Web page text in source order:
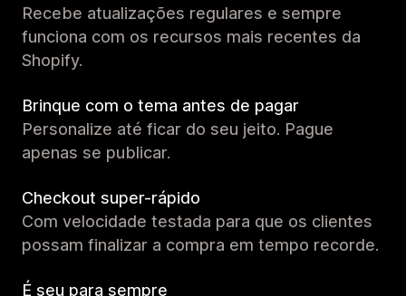
Recebe atualizações regulares e sempre
funciona com os recursos mais recentes da
Shopify.
Brinque com o tema antes de pagar
Personalize até ficar do seu jeito. Pague
apenas se publicar.
Checkout super-rápido
Com velocidade testada para que os clientes
possam finalizar a compra em tempo recorde.
É seu para sempre